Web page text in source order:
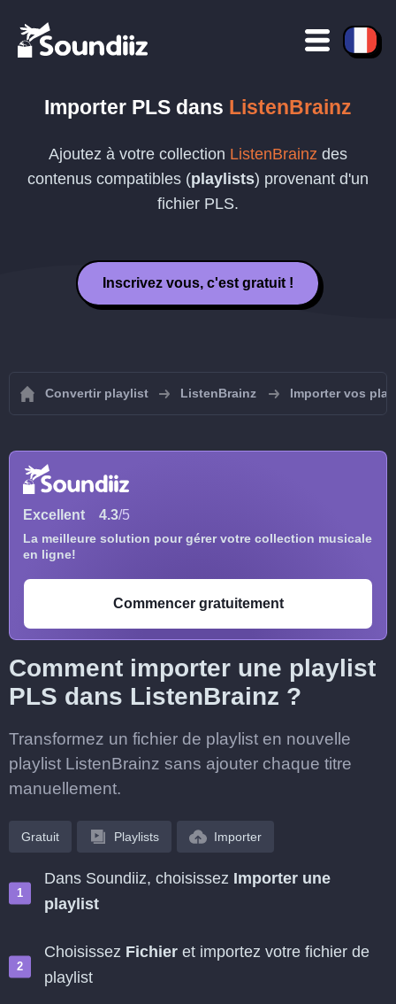
Importer PLS dans ListenBrainz
Ajoutez à votre collection ListenBrainz des
contenus compatibles (playlists) provenant d'un
fichier PLS.
Inscrivez vous, c'est gratuit !
Convertir playlist ListenBrainz Importer vos
Excellent 4.3/5
La meilleure solution pour gérer votre collection musicale
en ligne!
Commencer gratuitement
Comment importer une playlist
PLS dans ListenBrainz ?
Transformez un fichier de playlist en nouvelle
playlist ListenBrainz sans ajouter chaque titre
manuellement.
Gratuit Playlists Importer
Dans Soundiiz, choisissez Importer une
playlist
Choisissez Fichier et importez votre fichier de
playlist